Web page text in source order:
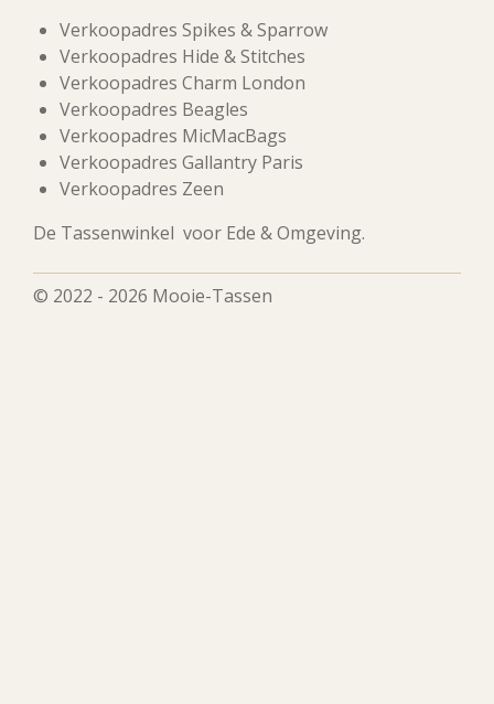
Verkoopadres Spikes & Sparrow
Verkoopadres Hide & Stitches
Verkoopadres Charm London
Verkoopadres Beagles
Verkoopadres MicMacBags
Verkoopadres Gallantry Paris
Verkoopadres Zeen
De Tassenwinkel voor Ede & Omgeving.
© 2022 - 2026 Mooie-Tassen